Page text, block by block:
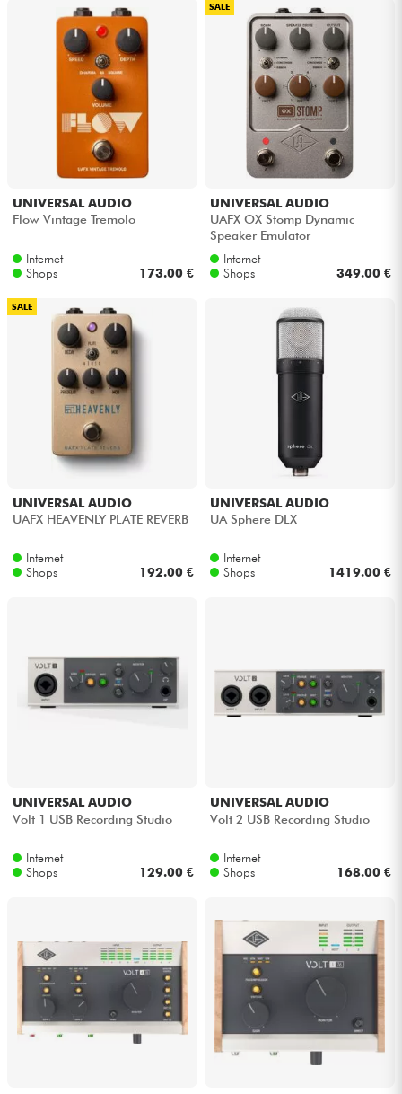
UNIVERSAL AUDIO
Flow Vintage Tremolo
Internet
Shops
173.00 €
SALE
UNIVERSAL AUDIO
UAFX OX Stomp Dynamic
Speaker Emulator
Internet
Shops
349.00 €
SALE
UNIVERSAL AUDIO
UAFX HEAVENLY PLATE REVERB
Internet
Shops
192.00 €
UNIVERSAL AUDIO
UA Sphere DLX
Internet
Shops
1419.00 €
UNIVERSAL AUDIO
Volt 1 USB Recording Studio
Internet
Shops
129.00 €
UNIVERSAL AUDIO
Volt 2 USB Recording Studio
Internet
Shops
168.00 €